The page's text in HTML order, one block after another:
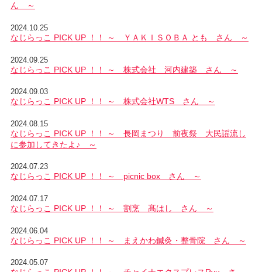
ん ～
2024.10.25
なじらっこ PICK UP ！！ ～ ＹＡＫＩＳＯＢＡ とも さん ～
2024.09.25
なじらっこ PICK UP ！！ ～ 株式会社 河内建築 さん ～
2024.09.03
なじらっこ PICK UP ！！ ～ 株式会社WTS さん ～
2024.08.15
なじらっこ PICK UP ！！ ～ 長岡まつり 前夜祭 大民謡流し
に参加してきたよ♪ ～
2024.07.23
なじらっこ PICK UP ！！ ～ picnic box さん ～
2024.07.17
なじらっこ PICK UP ！！ ～ 割烹 髙はし さん ～
2024.06.04
なじらっこ PICK UP ！！ ～ まえかわ鍼灸・整骨院 さん ～
2024.05.07